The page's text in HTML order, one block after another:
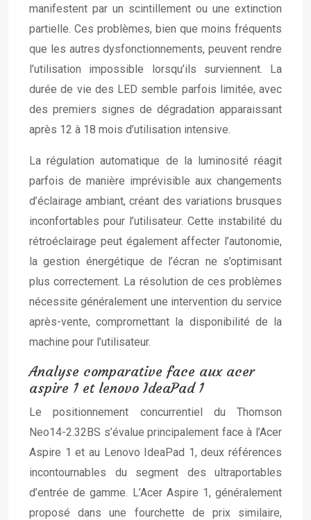
manifestent par un scintillement ou une extinction
partielle. Ces problèmes, bien que moins fréquents
que les autres dysfonctionnements, peuvent rendre
l’utilisation impossible lorsqu’ils surviennent. La
durée de vie des LED semble parfois limitée, avec
des premiers signes de dégradation apparaissant
après 12 à 18 mois d’utilisation intensive.
La régulation automatique de la luminosité réagit
parfois de manière imprévisible aux changements
d’éclairage ambiant, créant des variations brusques
inconfortables pour l’utilisateur. Cette instabilité du
rétroéclairage peut également affecter l’autonomie,
la gestion énergétique de l’écran ne s’optimisant
plus correctement. La résolution de ces problèmes
nécessite généralement une intervention du service
après-vente, compromettant la disponibilité de la
machine pour l’utilisateur.
Analyse comparative face aux acer
aspire 1 et lenovo IdeaPad 1
Le positionnement concurrentiel du Thomson
Neo14-2.32BS s’évalue principalement face à l’Acer
Aspire 1 et au Lenovo IdeaPad 1, deux références
incontournables du segment des ultraportables
d’entrée de gamme. L’Acer Aspire 1, généralement
proposé dans une fourchette de prix similaire,